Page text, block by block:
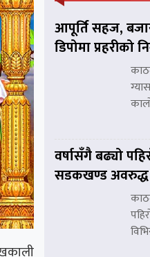
आपूर्ति सहज,
डिपोमा प्रहरीको
वर्षासँगै बढ्यो
सडकखण्ड अवरुद्ध